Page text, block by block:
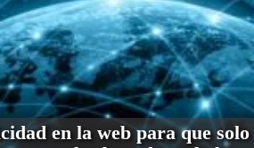
en la web para que solo